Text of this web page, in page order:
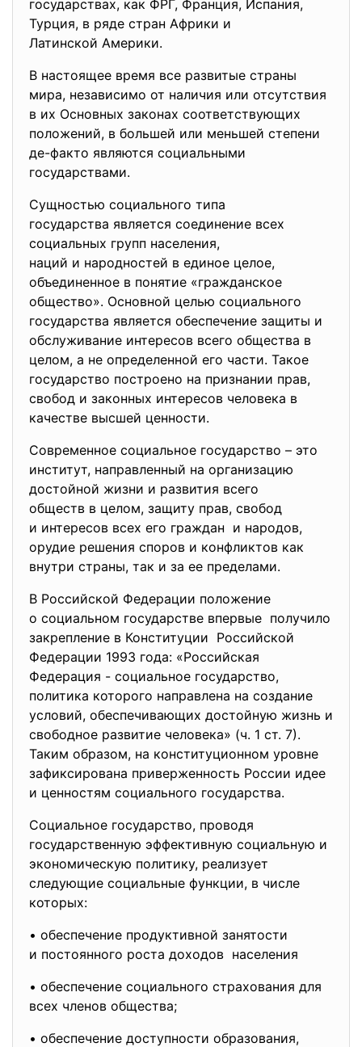
государствах, как ФРГ, Франция, Испания,
Турция, в ряде стран Африки и
Латинской Америки.
В настоящее время все развитые страны
мира, независимо от наличия или отсутствия
в их Основных законах соответствующих
положений, в большей или меньшей степени
де-факто являются социальными
государствами.
Сущностью социального типа
государства является соединение всех
социальных групп населения,
наций и народностей в единое целое,
объединенное в понятие «гражданское
общество». Основной целью социального
государства является обеспечение защиты и
обслуживание интересов всего общества в
целом, а не определенной его части. Такое
государство построено на признании прав,
свобод и законных интересов человека в
качестве высшей ценности.
Современное социальное государство – это
институт, направленный на организацию
достойной жизни и развития всего
обществ в целом, защиту прав, свобод
и интересов всех его граждан и народов,
орудие решения споров и конфликтов как
внутри страны, так и за ее пределами.
В Российской Федерации положение
о социальном государстве впервые получило
закрепление в Конституции Российской
Федерации 1993 года: «Российская
Федерация - социальное государство,
политика которого направлена на создание
условий, обеспечивающих достойную жизнь и
свободное развитие человека» (ч. 1 ст. 7).
Таким образом, на конституционном уровне
зафиксирована приверженность России идее
и ценностям социального государства.
Социальное государство, проводя
государственную эффективную социальную и
экономическую политику, реализует
следующие социальные функции, в числе
которых:
• обеспечение продуктивной занятости
и постоянного роста доходов населения
• обеспечение социального страхования для
всех членов общества;
• обеспечение доступности образования,